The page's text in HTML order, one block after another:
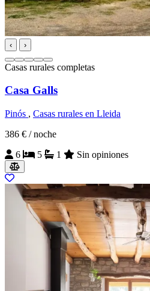
‹ ›
Casas rurales completas
Casa Galls
Pinós , Casas rurales en Lleida
386 € / noche
6
5 1 Sin opiniones